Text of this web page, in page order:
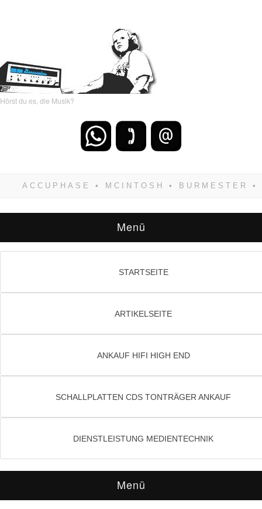
Hörst du es, die Musik?
zwangsläufig siegen! Und noch was: Hifi
Menü
STARTSEITE
ARTIKELSEITE
ANKAUF HIFI HIGH END
SCHALLPLATTEN CDS TONTRÄGER ANKAUF
DIENSTLEISTUNG MEDIENTECHNIK
Menü